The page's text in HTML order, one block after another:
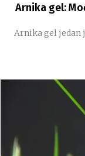
Arnika gel:
Arnika gel